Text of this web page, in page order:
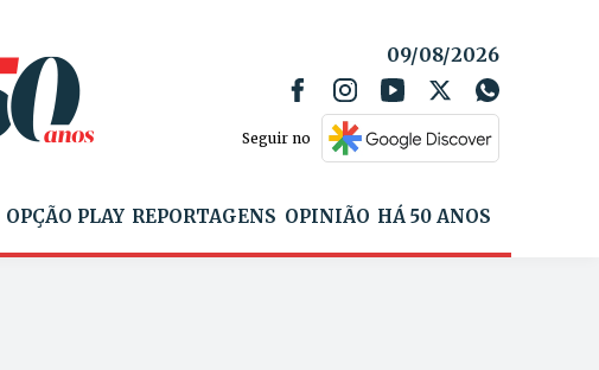
09/08/2026
Seguir no
OPÇÃO PLAY REPORTAGENS OPINIÃO HÁ 50 ANOS